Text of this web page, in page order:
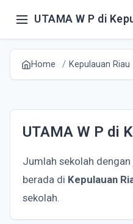
UTAMA W P di
Home Kepulauan Riau
UTAMA W P di
Jumlah sekolah dengan
berada di Kepulauan
sekolah.